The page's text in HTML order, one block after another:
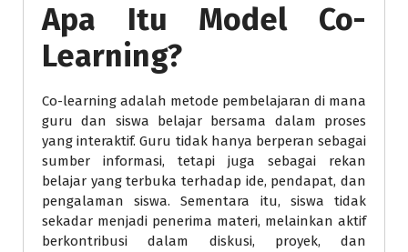
Apa Itu Model Co-
Learning?
Co-learning adalah metode pembelajaran di mana
guru dan siswa belajar bersama dalam proses
yang interaktif. Guru tidak hanya berperan sebagai
sumber informasi, tetapi juga sebagai rekan
belajar yang terbuka terhadap ide, pendapat, dan
pengalaman siswa. Sementara itu, siswa tidak
sekadar menjadi penerima materi, melainkan aktif
berkontribusi dalam diskusi, proyek, dan